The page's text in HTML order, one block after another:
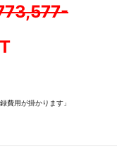
費用が掛かります」